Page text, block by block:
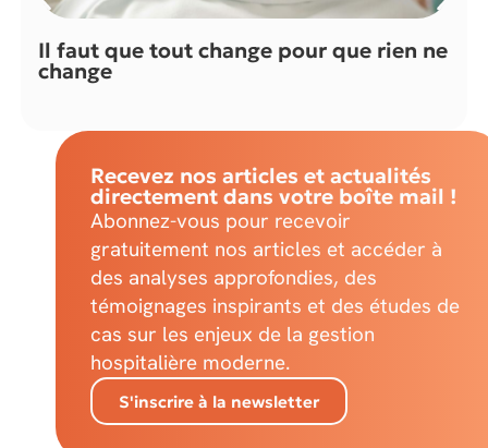
Il faut que tout change pour que rien ne
change
Recevez nos articles et actualités
directement dans votre boîte mail !
Abonnez-vous pour recevoir
gratuitement nos articles et accéder à
des analyses approfondies, des
témoignages inspirants et des études de
cas sur les enjeux de la gestion
hospitalière moderne.
S'inscrire à la newsletter